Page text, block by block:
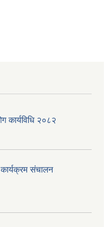
कार्यविधि २०८२
कार्यक्रम संचालन